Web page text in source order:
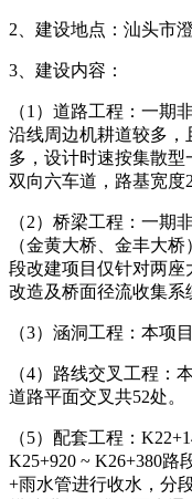
2、建设地点：汕头市
3、建设内容：
（1）道路工程：一期
沿线周边机耕道较多
多，设计时速按集散型
双向六车道，路基宽度
（2）桥梁工程：一期
（金黄大桥、金丰大
段改建项目仅针对两
改造及桥面径流收集系
（3）涵洞工程：本项
（4）路线交叉工程：
道路平面交叉共52处。
（5）配套工程：
K25+920 ~ K26+380路
+雨水管进行收水，分